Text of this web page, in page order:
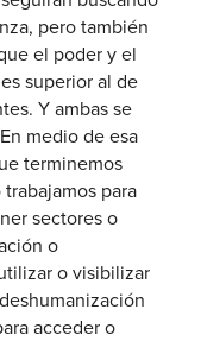
pero también
el poder y el
superior al de
Y ambas se
medio de esa
terminemos
para
sectores o
o
o visibilizar
acceder o